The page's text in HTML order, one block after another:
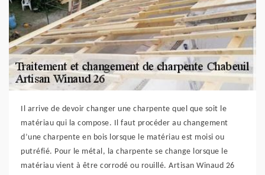
Il arrive de devoir changer une charpente quel que soit le
matériau qui la compose. Il faut procéder au changement
d’une charpente en bois lorsque le matériau est moisi ou
putréfié. Pour le métal, la charpente se change lorsque le
matériau vient à être corrodé ou rouillé. Artisan Winaud 26